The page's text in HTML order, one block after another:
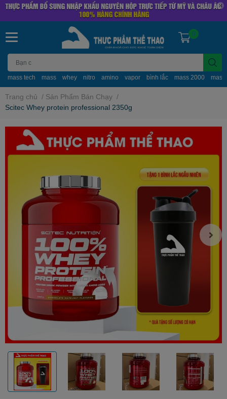
mass tech mass whey nitro amino vapor bình lắc mass 2000
0
Trang chủ / Sản Phẩm Bán Chạy /
Scitec Whey protein professional 2350g